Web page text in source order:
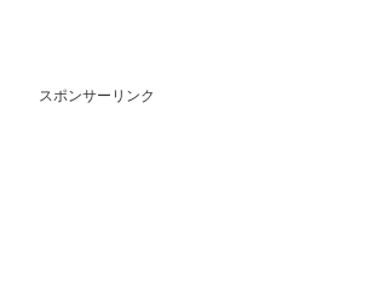
スポンサーリンク